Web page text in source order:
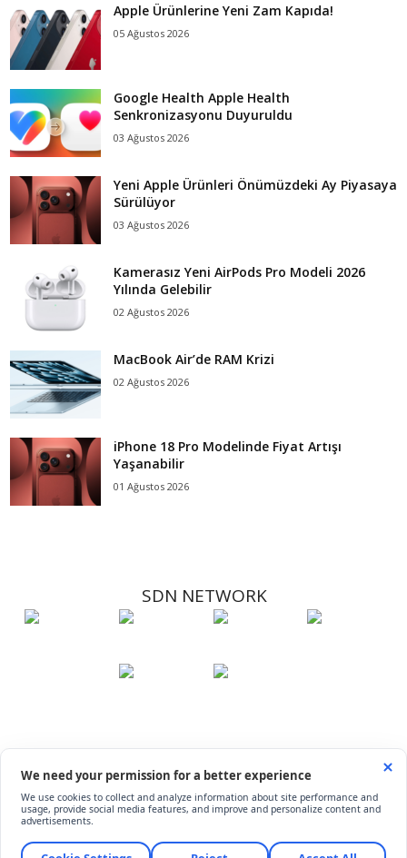
Apple Ürünlerine Yeni Zam Kapıda!
05 Ağustos 2026
Google Health Apple Health
Senkronizasyonu Duyuruldu
03 Ağustos 2026
Yeni Apple Ürünleri Önümüzdeki Ay Piyasaya
Sürülüyor
03 Ağustos 2026
Kamerasız Yeni AirPods Pro Modeli 2026
Yılında Gelebilir
02 Ağustos 2026
MacBook Air’de RAM Krizi
02 Ağustos 2026
iPhone 18 Pro Modelinde Fiyat Artışı
Yaşanabilir
01 Ağustos 2026
SDN NETWORK